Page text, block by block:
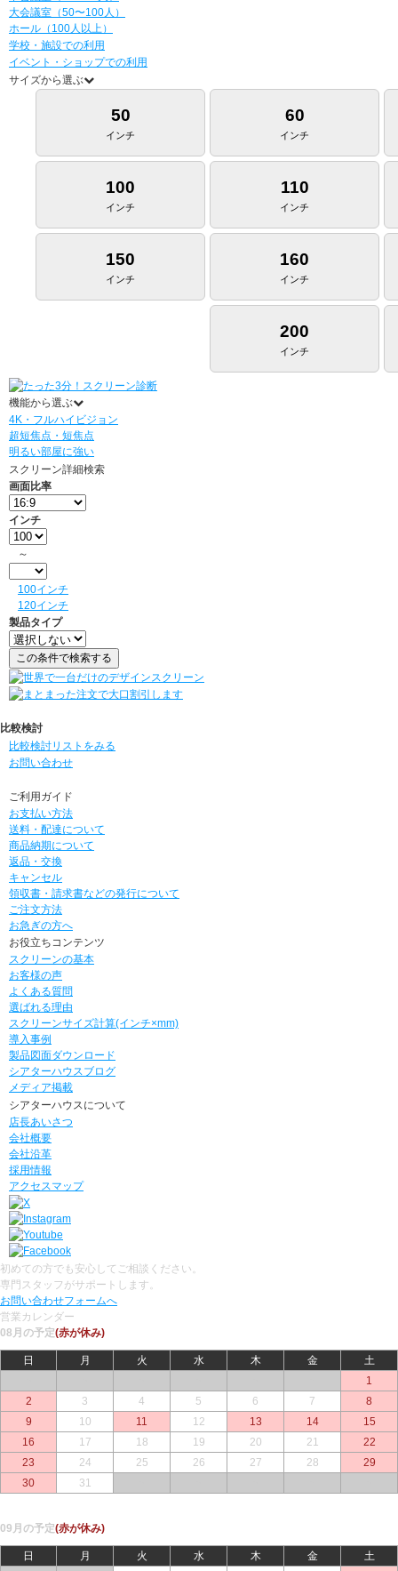
大会議室（50〜100人）
ホール（100人以上）
学校・施設での利用
イベント・ショップでの利用
サイズから選ぶ
50
インチ
60
インチ
100
インチ
110
インチ
150
インチ
160
インチ
200
インチ
機能から選ぶ
4K・フルハイビジョン
超短焦点・短焦点
明るい部屋に強い
スクリーン詳細検索
画面比率
インチ
～
100インチ
120インチ
製品タイプ
比較検討
比較検討リストをみる
お問い合わせ
ご利用ガイド
お支払い方法
送料・配達について
商品納期について
返品・交換
キャンセル
領収書・請求書などの発行について
ご注文方法
お急ぎの方へ
お役立ちコンテンツ
スクリーンの基本
お客様の声
よくある質問
選ばれる理由
スクリーンサイズ計算(インチ×mm)
導入事例
製品図面ダウンロード
シアターハウスブログ
メディア掲載
シアターハウスについて
店長あいさつ
会社概要
会社沿革
採用情報
アクセスマップ
初めての方でも安心してご相談ください。
専門スタッフがサポートします。
お問い合わせフォームへ
営業カレンダー
08月の予定(赤が休み)
日 月 火 水 木 金
土
1
2
3 4 5 6 7
8
9
10 11 12 13 14
15
16
17 18 19 20 21
22
23
24 25 26 27 28
29
30
31
09月の予定(赤が休み)
日 月 火 水 木 金
土